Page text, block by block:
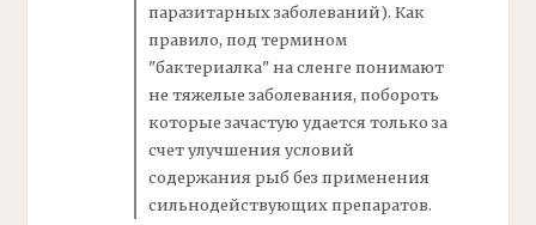
паразитарных заболеваний). Как
правило, под термином
"бактериалка"на сленге понимают
не тяжелые заболевания, побороть
которые зачастую удается только за
счет улучшения условий
содержания рыб без применения
сильнодействующих препаратов.